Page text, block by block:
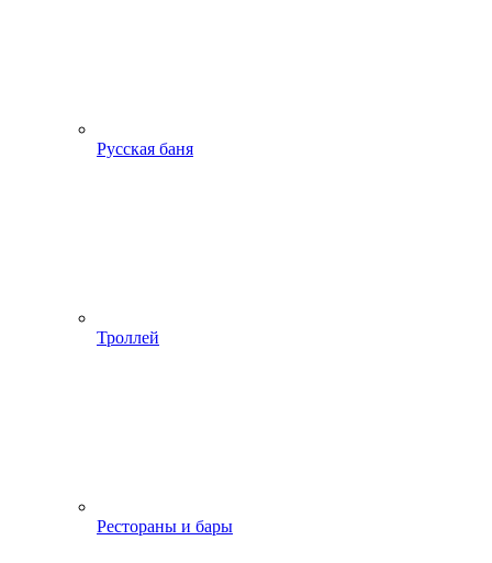
Русская баня
Троллей
Рестораны и бары